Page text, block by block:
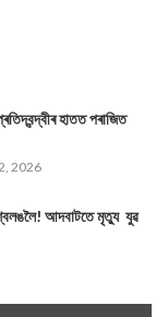
হাতত পৰাজিত
2026
শ্বিলঙলৈ! আদবাটতে মৃত্যু যুৱ